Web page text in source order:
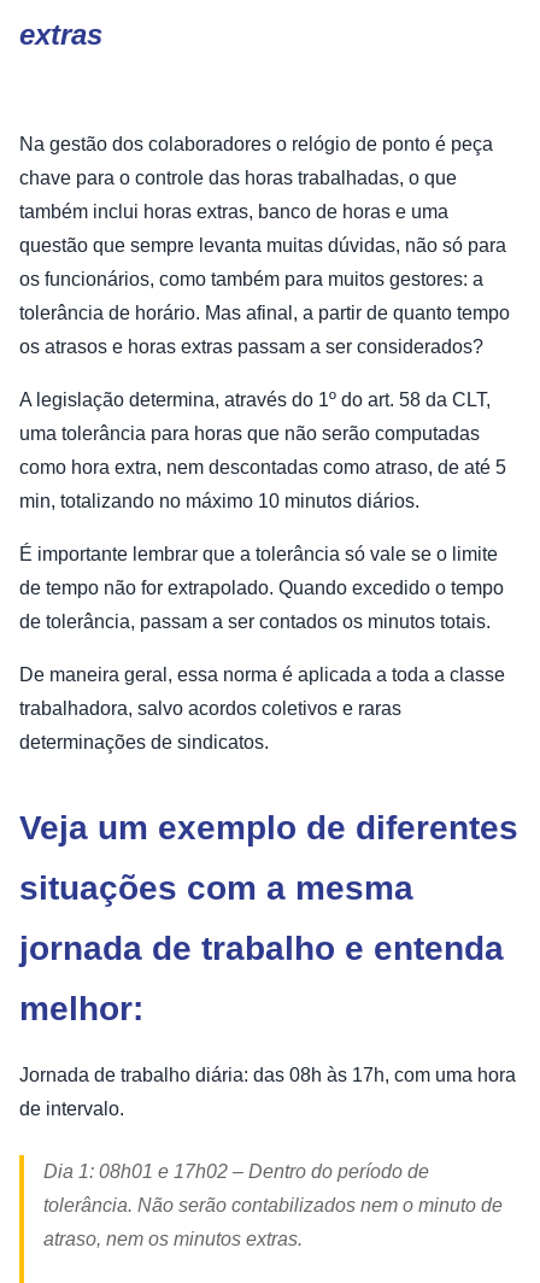
extras
Na gestão dos colaboradores o relógio de ponto é peça
chave para o controle das horas trabalhadas, o que
também inclui horas extras, banco de horas e uma
questão que sempre levanta muitas dúvidas, não só para
os funcionários, como também para muitos gestores: a
tolerância de horário. Mas afinal, a partir de quanto tempo
os atrasos e horas extras passam a ser considerados?
A legislação determina, através do 1º do art. 58 da CLT,
uma tolerância para horas que não serão computadas
como hora extra, nem descontadas como atraso, de até 5
min, totalizando no máximo 10 minutos diários.
É importante lembrar que a tolerância só vale se o limite
de tempo não for extrapolado. Quando excedido o tempo
de tolerância, passam a ser contados os minutos totais.
De maneira geral, essa norma é aplicada a toda a classe
trabalhadora, salvo acordos coletivos e raras
determinações de sindicatos.
Veja um exemplo de diferentes
situações com a mesma
jornada de trabalho e entenda
melhor:
Jornada de trabalho diária: das 08h às 17h, com uma hora
de intervalo.
Dia 1: 08h01 e 17h02 – Dentro do período de
tolerância. Não serão contabilizados nem o minuto de
atraso, nem os minutos extras.